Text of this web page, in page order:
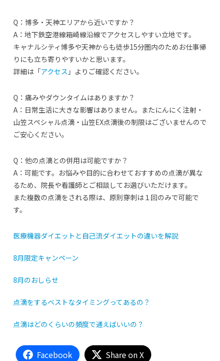
Q：博多・天神エリアから近いですか？
A：地下鉄空港線箱崎線沿線でアクセスしやすい立地です。
キャナルシティ博多や天神からも徒歩15分圏内のためお仕事帰
りにも立ち寄りやすいかと思います。
詳細は「アクセス 」よりご確認ください。
Q：痛みやダウンタイムはありますか？
A：日常生活に大きな影響はありません。またにんにく注射・
山笠スペシャル点滴・山笠EX点滴後の制限はございませんので
ご安心ください。
Q：他の点滴との併用は可能ですか？
A：可能です。お悩みや目的に合わせておすすめの点滴が異な
るため、院長や看護師とご相談してお選びいただけます。
また複数の点滴をされる際は、原則穿刺は１回のみで可能で
す。
医療機器ダイエットと自己流ダイエットの違いを解説
8月限定キャンペーン
8月のおしらせ
点滴をするベストなタイミングってあるの？
点滴はどのくらいの頻度で通えばいいの？
Facebook
Share on X